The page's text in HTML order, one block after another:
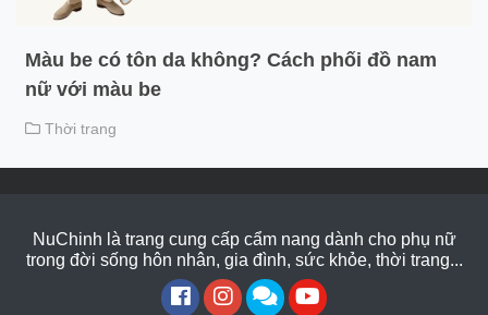
Màu be có tôn da không? Cách phối đồ nam
nữ với màu be
Thời trang
NuChinh là trang cung cấp cẩm nang dành cho phụ nữ
trong đời sống hôn nhân, gia đình, sức khỏe, thời trang...